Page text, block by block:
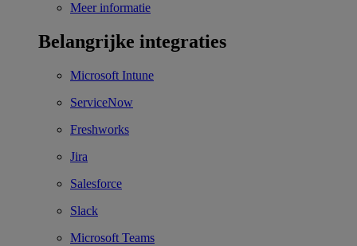
Meer informatie
Belangrijke integraties
Microsoft Intune
ServiceNow
Freshworks
Jira
Salesforce
Slack
Microsoft Teams